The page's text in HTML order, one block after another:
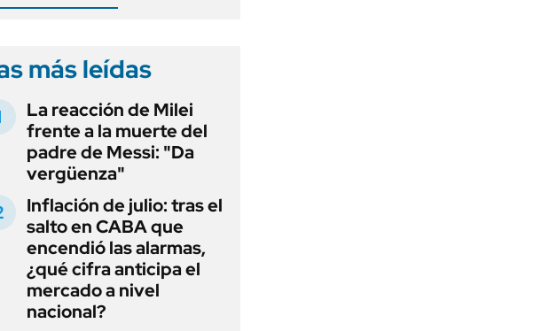
más leídas
La reacción de Milei
frente a la muerte del
padre de Messi: "Da
vergüenza"
Inflación de julio: tras el
salto en CABA que
encendió las alarmas,
¿qué cifra anticipa el
mercado a nivel
nacional?